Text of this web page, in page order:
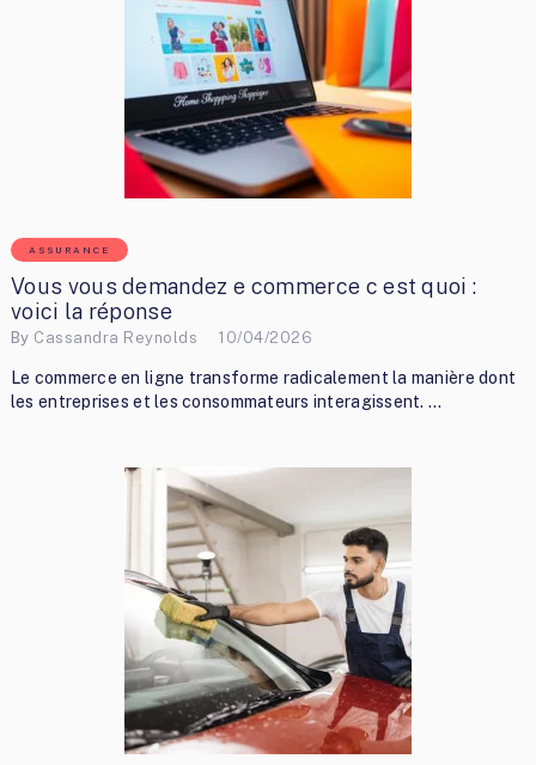
ASSURANCE
Vous vous demandez e commerce c est quoi :
voici la réponse
By Cassandra Reynolds 10/04/2026
Le commerce en ligne transforme radicalement la manière dont
les entreprises et les consommateurs interagissent. …